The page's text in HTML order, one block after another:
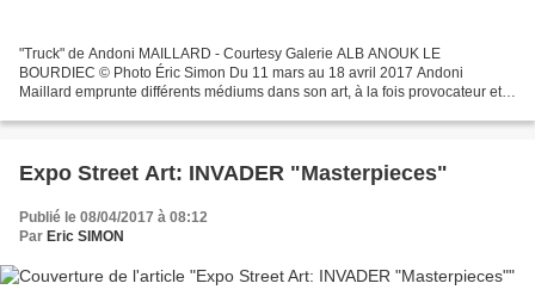
"Truck" de Andoni MAILLARD - Courtesy Galerie ALB ANOUK LE
BOURDIEC © Photo Éric Simon Du 11 mars au 18 avril 2017 Andoni
Maillard emprunte différents médiums dans son art, à la fois provocateur et
Expo Street Art: INVADER "Masterpieces"
Publié le 08/04/2017 à 08:12
Par Eric SIMON